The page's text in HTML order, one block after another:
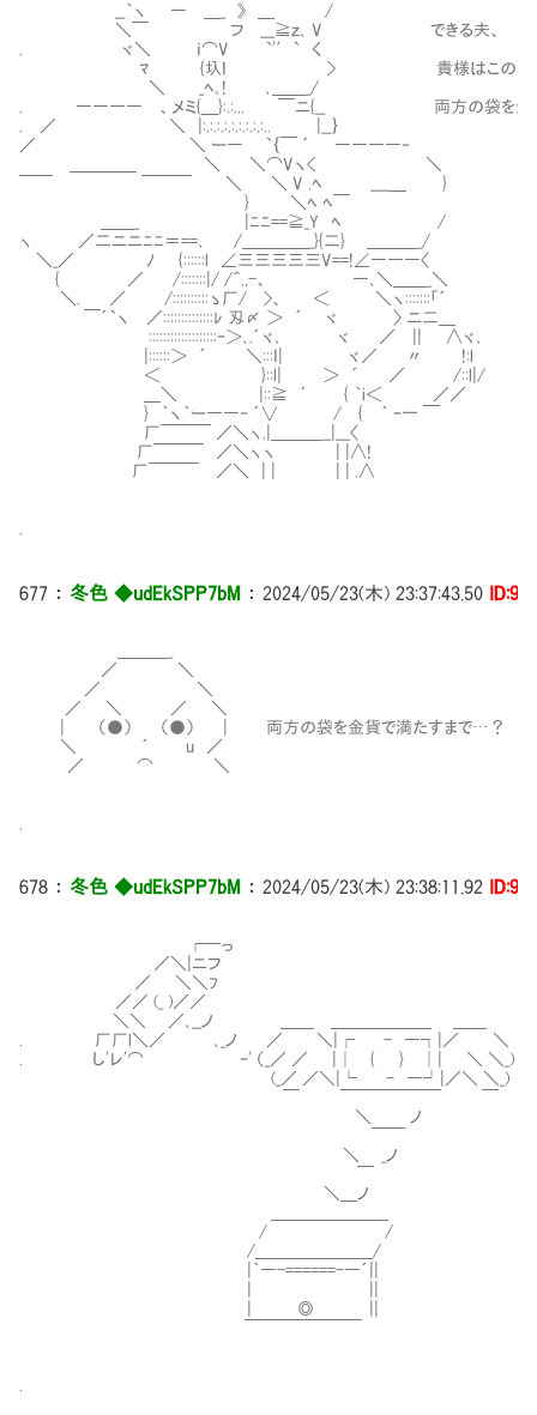
__｀ヽ ― ＿_ 》 ＿ Ⅵ /
＼￣ フ ___≧ｚ､ V できる夫、
. ヾ＼ ｉ⌒V `'′` く
ﾏ {圦ｌ > 貴様はこの金貨と知恵の
＼ _ﾍ｡! ､＿＿_/
. ―――― 、メミ{＿}:.:... ￣ニ{__ 両方の袋を金貨で満た
. ／ ＼ |:.:.:.:.:.:.:.:.:.. |__｝
／ ＼ ー― `｛￣ ´ ――――‐
＿＿＿＿ ＼ ＼⌒Vヽ< ＼
￣￣ ￣￣￣ ＼ ＼ V .ﾍ ____＿ }
} ＼ﾍ ﾍ￣
＿＿_ |ﾆﾆ==≧_Y ﾍ /
ヽ ／二ニニﾆﾆ＝==､ /＿＿＿＿_}{二} ＿＿＿_/
＼_／ ﾉ {::::::l ∠三三三三三V==!∠―――〈
{ ／ /:::::::|/ /＾.,-、 ―､＼＿＿_＼
＼. ／ /::::::::::ゝ厂/ >、 ＜ ＼ヽ:::::::「´
￣´`ヽ ／::::::::::::::ﾚ 刄〆 ＞ ´ ヾ 〉 ニ二＿
Ⅵ:::::::::::::::::::ｰ＞､.´ヾ､ ヾ ／ || ∧ヾ､
|::::::＞ ´ ＼:::ｌ| ヾ／ 〃 !:lⅣ
＜ }::l| ＞ ´ ／ /::l|/
＿＼ |::≧ ´ { ｀i＜ ／／
} ｀ヽ｀ー――‐ ´∨ / { ｀ ｰ一 ￣
厂￣￣￣ ／＼ヽ.|＿＿＿__|___〈
厂￣￣￣ ／＼ヽヽ | |∧!
厂￣￣￣ ／＼ | | | | .∧
677 ： 冬色 ◆udEkSPP7bM ： 2024/05/23(木) 23:37:43.50
／ ＼
／ ＼
／ ＼ ／ ＼
| （●） （●） | 両方の袋を金貨で満たすまで…？
＼ ´ u ／
／ ⌒ ＼
678 ： 冬色 ◆udEkSPP7bM ： 2024/05/23(木) 23:38:11.92
┌─っ
／＼|ニフ
／ ＼＼ﾌ
／／ (_ )／／
＼＼ ／､__ノ ＿＿ ＿＿＿＿＿＿ ＿＿
. 厂厂l＼／ ､_ノ ／ ＼|┌ - ―┐|／ ＼
. し'レ'⌒ ｰ' （_／ ／ |│ { } │| ＼ ＼_) そ
(_／ ／＼|└ - ―┘|／＼ ＼_)
＼ ノ
＼ _ノ
＼＿ノ
/ /
/＿＿＿＿＿＿＿/
|｀―-======-―´||
| ◎ ||